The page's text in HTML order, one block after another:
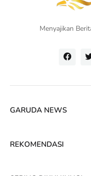
Menyajikan
GARUDA NEWS
REKOMENDASI